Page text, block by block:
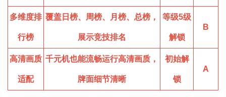
多维度排
行榜
覆盖日榜、周榜、月榜、总榜，
展示竞技排名
等级5级
解锁
B
高清画质
适配
千元机也能流畅运行高清画质，
牌面细节清晰
初始解
锁
A